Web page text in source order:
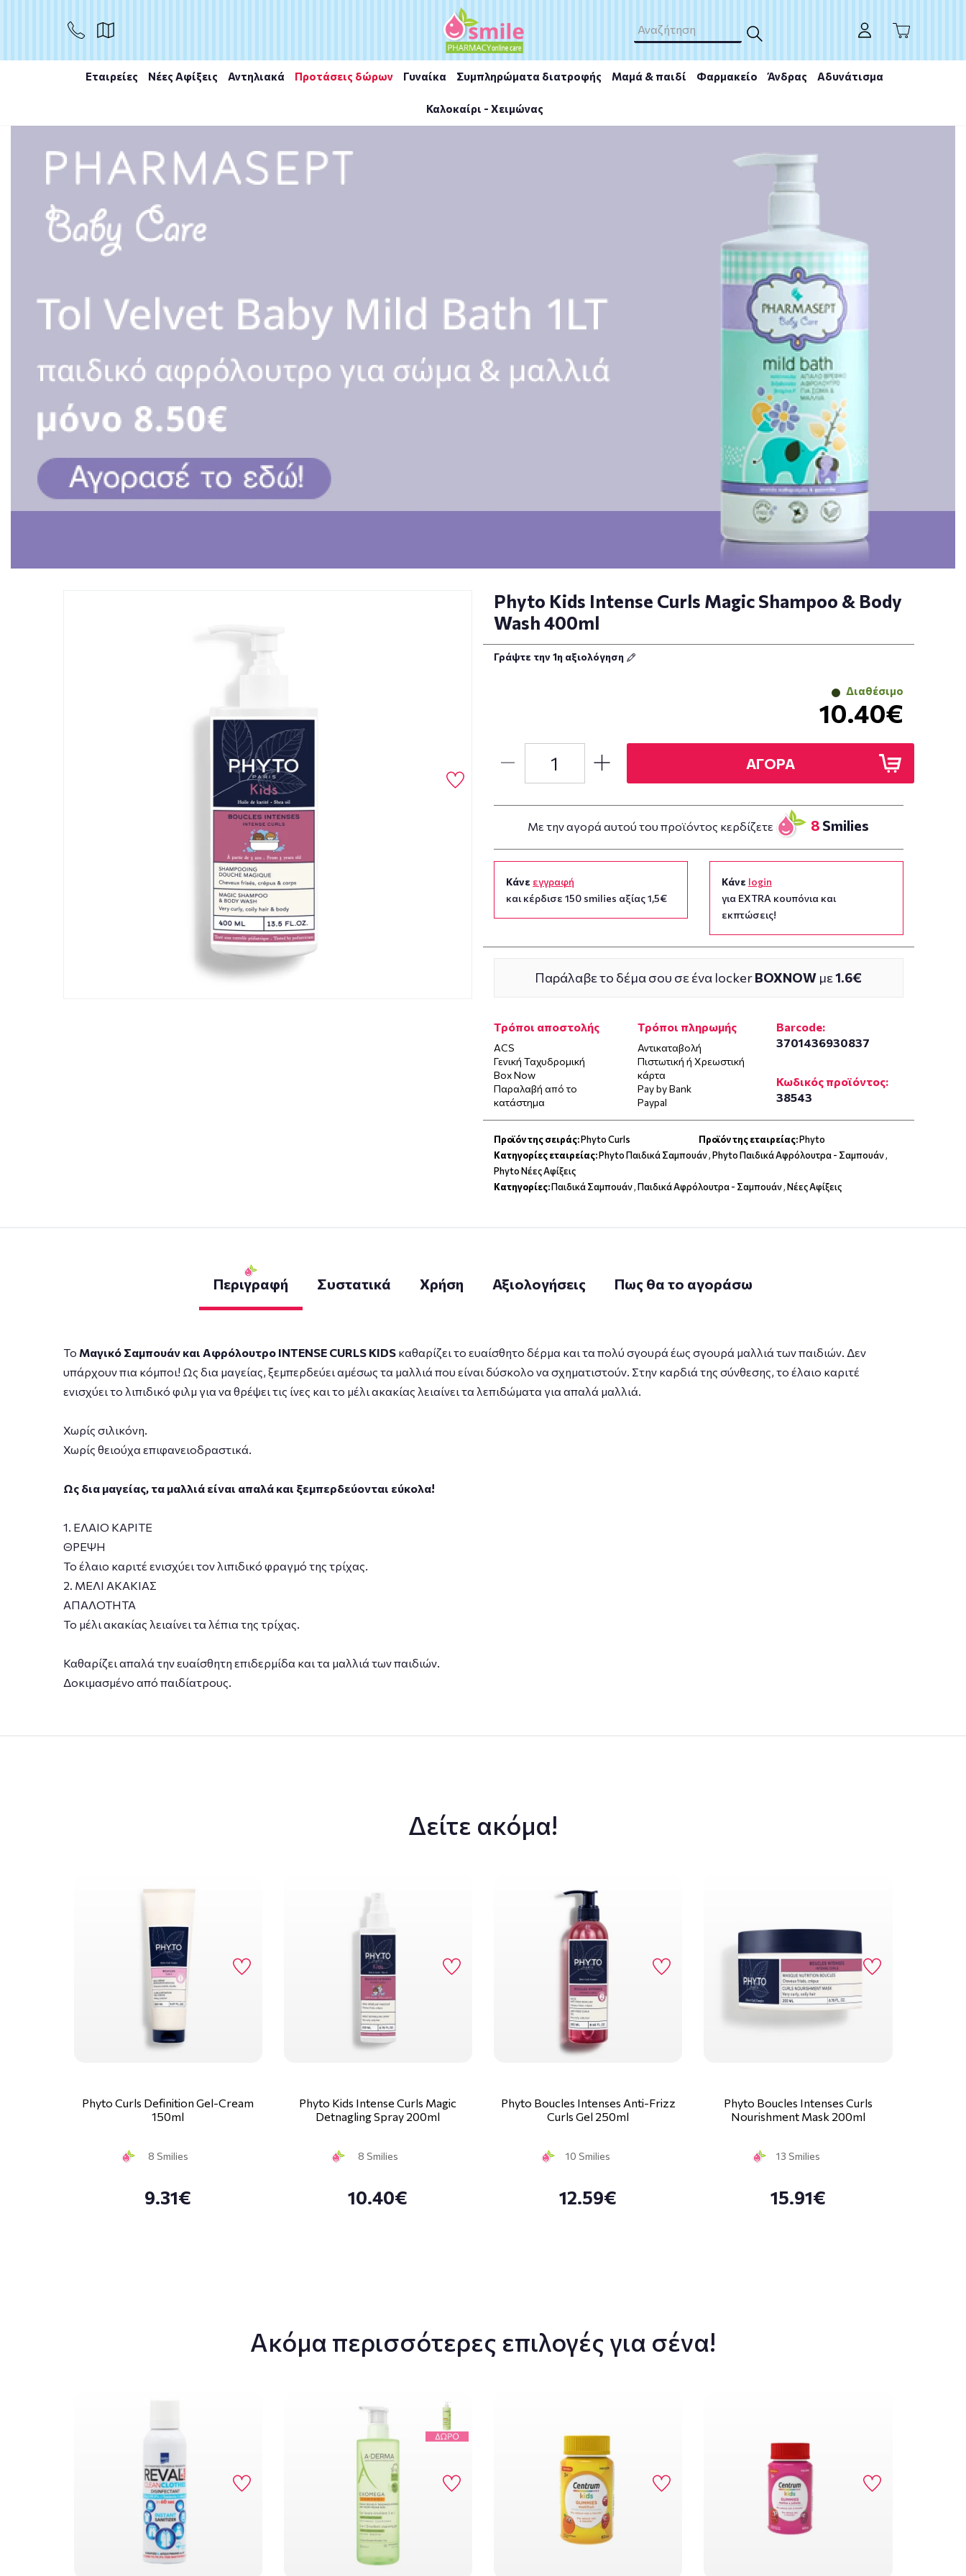
Εταιρείες Νέες Αφίξεις Αντηλιακά Προτάσεις δώρων Γυναίκα Συμπληρώματα διατροφής Μαμά & παιδί Φαρμακείο Άνδρας Αδυνάτισμα
Καλοκαίρι - Χειμώνας
Phyto Kids Intense Curls Magic Shampoo & Body Wash 400ml
ΑΓΟΡΑ
Phyto Kids Intense Curls Magic Shampoo & Body
Wash 400ml
Γράψτε την 1η αξιολόγηση
Διαθέσιμο
10.40€
ΑΓΟΡΑ
Με την αγορά αυτού του προϊόντος κερδίζετε 8 Smilies
Κάνε εγγραφή
και κέρδισε 150 smilies αξίας 1,5€
Κάνε login
για EXTRA κουπόνια και
εκπτώσεις!
Παράλαβε το δέμα σου σε ένα lockerBOXNOW με1.6€
Τρόποι αποστολής
ACS
Γενική Ταχυδρομική
Box Now
Παραλαβή από το
κατάστημα
Τρόποι πληρωμής
Αντικαταβολή
Πιστωτική ή Χρεωστική
κάρτα
Pay by Bank
Paypal
Barcode:
3701436930837
Κωδικός προϊόντος:
38543
Προϊόν της σειράς:Phyto Curls Προϊόν της εταιρείας:Phyto
Κατηγορίες εταιρείας:Phyto Παιδικά Σαμπουάν,Phyto Παιδικά Αφρόλουτρα - Σαμπουάν,
Phyto Νέες Αφίξεις
Κατηγορίες:Παιδικά Σαμπουάν,Παιδικά Αφρόλουτρα - Σαμπουάν,Νέες Αφίξεις
Περιγραφή Συστατικά Χρήση Αξιολογήσεις Πως θα το αγοράσω
Το Μαγικό Σαμπουάν και Αφρόλουτρο INTENSE CURLS KIDSκαθαρίζει το ευαίσθητο δέρμα και τα πολύ σγουρά έως σγουρά μαλλιά των παιδιών. Δεν
υπάρχουν πια κόμποι! Ως δια μαγείας, ξεμπερδεύει αμέσως τα μαλλιά που είναι δύσκολο να σχηματιστούν. Στην καρδιά της σύνθεσης, το έλαιο καριτέ
ενισχύει το λιπιδικό φιλμ για να θρέψει τις ίνες και το μέλι ακακίας λειαίνει τα λεπιδώματα για απαλά μαλλιά.
Χωρίς σιλικόνη.
Χωρίς θειούχα επιφανειοδραστικά.
Ως δια μαγείας, τα μαλλιά είναι απαλά και ξεμπερδεύονται εύκολα!
1. ΕΛΑΙΟ ΚΑΡΙΤΕ
ΘΡΕΨΗ
Το έλαιο καριτέ ενισχύει τον λιπιδικό φραγμό της τρίχας.
2. ΜΕΛΙ ΑΚΑΚΙΑΣ
ΑΠΑΛΟΤΗΤΑ
Το μέλι ακακίας λειαίνει τα λέπια της τρίχας.
Καθαρίζει απαλά την ευαίσθητη επιδερμίδα και τα μαλλιά των παιδιών.
Δοκιμασμένο από παιδίατρους.
Δείτε ακόμα!
Phyto Curls Definition Gel-Cream
150ml
8 Smilies
9.31€
Phyto Kids Intense Curls Magic
Detnagling Spray 200ml
8 Smilies
10.40€
Phyto Boucles Intenses Anti-Frizz
Curls Gel 250ml
10 Smilies
12.59€
Phyto Boucles Intenses Curls
Nourishment Mask 200ml
13 Smilies
15.91€
Ακόμα περισσότερες επιλογές για σένα!